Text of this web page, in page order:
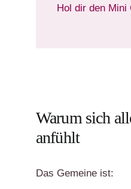
Hol dir den Mini
Warum sich
anfühlt
Das Gemeine ist: